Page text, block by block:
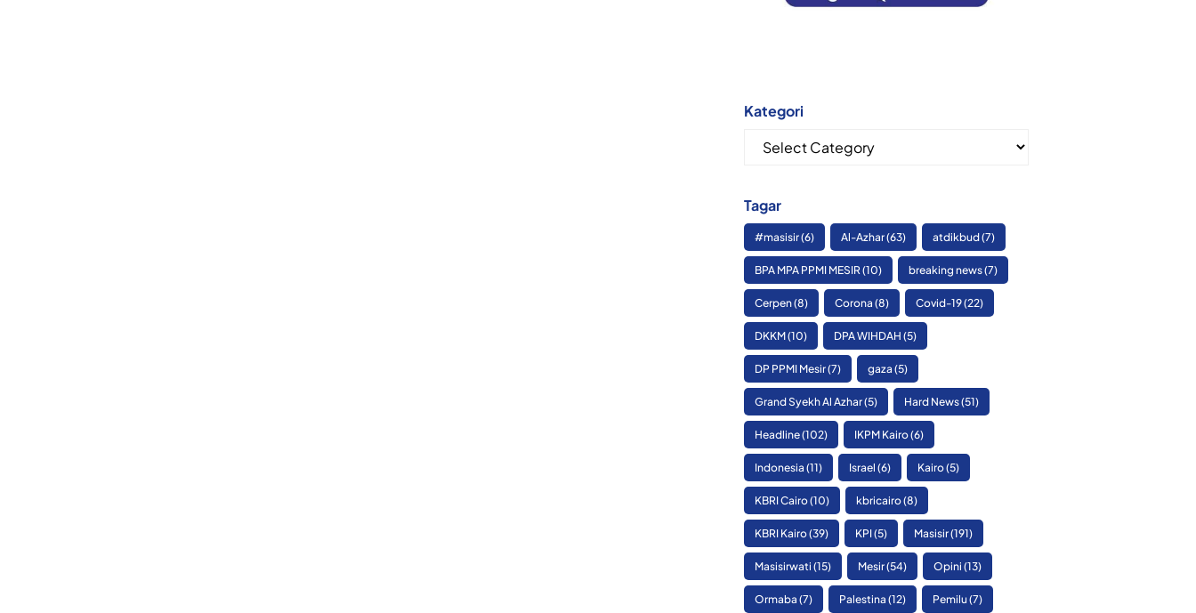
Kategori
Kategori
Tagar
#masisir(6) Al-Azhar(63) atdikbud(7)
BPA MPA PPMI MESIR(10) breaking news(7)
Cerpen(8) Corona (8) Covid-19(22)
DKKM(10) DPA WIHDAH (5)
DP PPMI Mesir(7) gaza (5)
Grand Syekh Al Azhar(5) Hard News(51)
Headline(102) IKPM Kairo(6)
Indonesia (11) Israel (6) Kairo(5)
KBRI Cairo(10) kbricairo(8)
KBRI Kairo(39) KPI(5) Masisir(191)
Masisirwati (15) Mesir(54) Opini (13)
Ormaba (7) Palestina (12) Pemilu (7)